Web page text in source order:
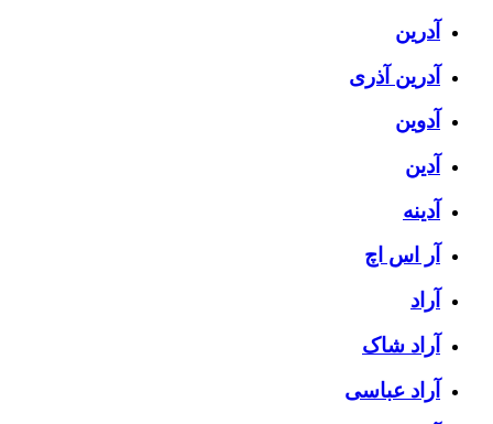
آدرین
آدرین آذری
آدوین
آدین
آدینه
آر اس اچ
آراد
آراد شاک
آراد عباسی